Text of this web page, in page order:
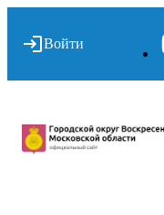
Войти